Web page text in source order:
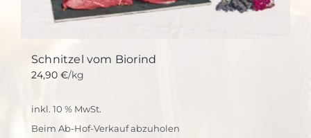
Schnitzel vom Biorind
24,90 €/kg
inkl. 10 % MwSt.
Beim Ab-Hof-Verkauf abzuholen